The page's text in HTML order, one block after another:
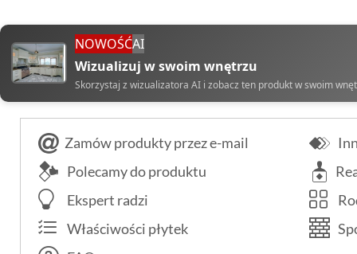
NOWOŚĆAI
Wizualizuj w swoim wnętrzu
Skorzystaj z wizualizatora AI i zobacz ten produkt w swoim
Zamów produkty przez e-mail
Polecamy do produktu
Ekspert radzi
Właściwości płytek